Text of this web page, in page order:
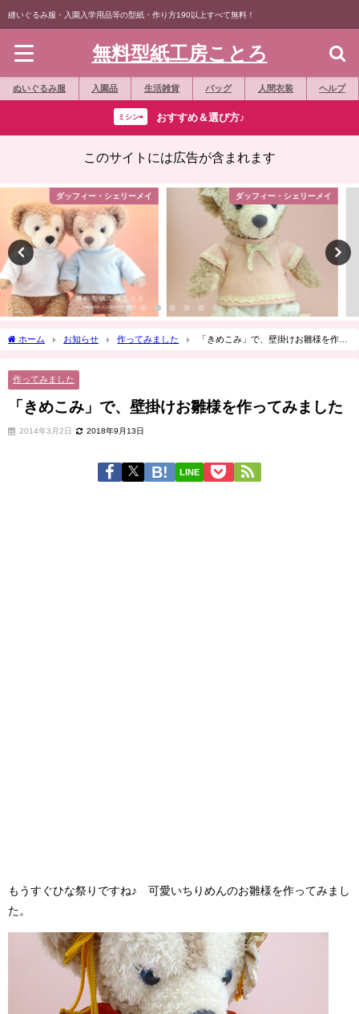
縫いぐるみ服・入園入学用品等の型紙・作り方190以上すべて無料！
無料型紙工房ことろ
ぬいぐるみ服 入園品 生活雑貨 バッグ 人間衣装 ヘルプ
ミシン⇨ おすすめ＆選び方♪
このサイトには広告が含まれます
ダッフィー・シェリーメイ ダッフィー・シェリーメイ
ホーム お知らせ 作ってみました
「きめこみ」で、壁掛けお雛様を作っ
作ってみました
「きめこみ」で、壁掛けお雛様を作ってみました
2014年3月2日 2018年9月13日
LINE
もうすぐひな祭りですね♪ 可愛いちりめんのお雛様を作ってみまし
た。